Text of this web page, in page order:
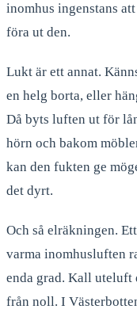
inomhus ingenstans
föra ut den.
Lukt är ett annat.
en helg borta, eller
Då byts luften ut för
hörn och bakom
kan den fukten ge
det dyrt.
Och så elräkningen.
varma inomhusluften
enda grad. Kall uteluft
från noll. I